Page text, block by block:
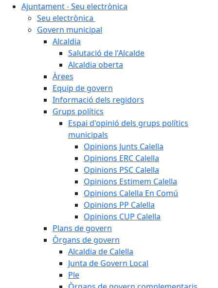
Ajuntament - Seu electrònica
Seu electrònica
Govern municipal
Alcaldia
Salutació de l'Alcalde
Alcaldia oberta
Àrees
Equip de govern
Informació dels regidors
Grups polítics
Espai d'opinió dels grups polítics
municipals
Opinions Junts Calella
Opinions ERC Calella
Opinions PSC Calella
Opinions Estimem Calella
Opinions Calella En Comú
Opinions PP Calella
Opinions CUP Calella
Plans de govern
Òrgans de govern
Alcaldia de Calella
Junta de Govern Local
Ple